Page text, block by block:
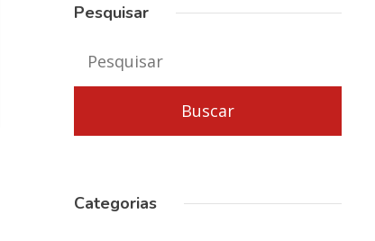
Pesquisar
Categorias